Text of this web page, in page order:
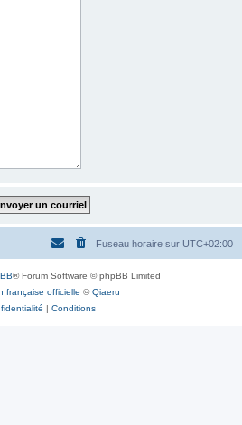
Fuseau horaire sur UTC+02:00
® Forum Software © phpBB Limited
française officielle ©Qiaeru
| Conditions